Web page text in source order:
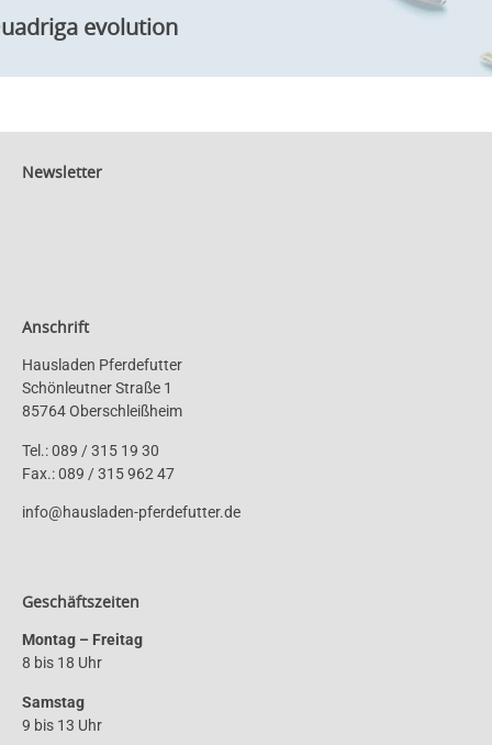
evolution
Newsletter
Anschrift
Hausladen Pferdefutter
Schönleutner Straße 1
85764 Oberschleißheim
Tel.: 089 / 315 19 30
Fax.: 089 / 315 962 47
info@hausladen-pferdefutter.de
Geschäftszeiten
Montag – Freitag
8 bis 18 Uhr
Samstag
9 bis 13 Uhr